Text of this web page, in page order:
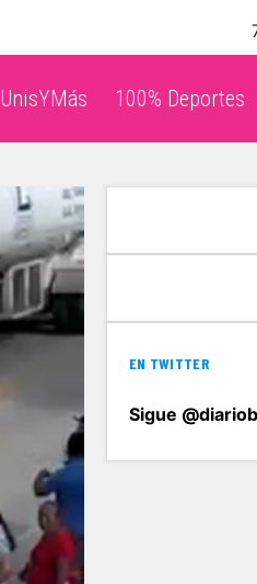
UnisYMás 100% Deportes
EN TWITTER
Sigue